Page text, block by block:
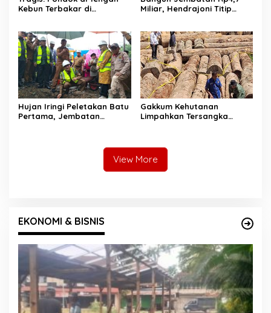
Kebun Terbakar di
Bakar
Miliar, Hendrajoni Titip
Sembarangan
Hujan Iringi Peletakan Batu
Pertama, Jembatan
Gakkum Kehutanan
Limpahkan Tersangka
View More
EKONOMI & BISNIS